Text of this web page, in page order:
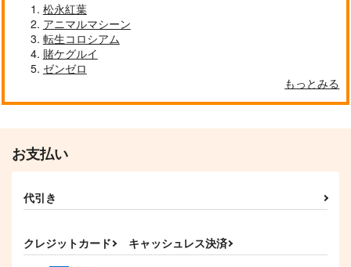
剣一郎くんの婚約
者! 1 小冊子付特装版
三交社
1,210円（税込）
サンプル
作品詳細
サンプル
ブライト出版
1,210円（税込）
サンプル
松永紅葉
アニマルマシーン
転生コロシアム
賭ケグルイ
ゼンゼロ
もっとみる
お支払い
代引き
クレジットカード キャッシュレス決済